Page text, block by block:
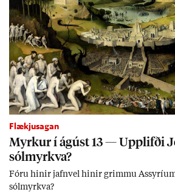
Flækjusagan
Myrk­ur í ág­úst 13 — Upp­lifði
sól­myrkva?
Fóru hinir jafn­vel hinir grimmu
sól­myrkva?